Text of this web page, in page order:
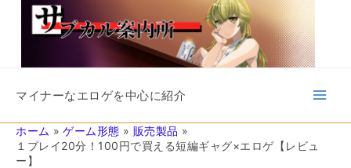
マイナーなエロゲを中心に紹介
ホーム ゲーム形態
販売製品
１プレイ20分！100円で買える短編ギャグ×エロゲ【レビュ
ー】